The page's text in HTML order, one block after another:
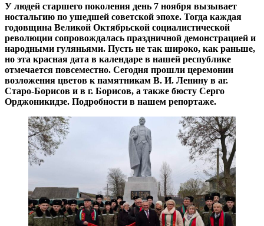
У людей старшего поколения день 7 ноября вызывает
ностальгию по ушедшей советской эпохе. Тогда каждая
годовщина Великой Октябрьской социалистической
революции сопровождалась праздничной демонстрацией и
народными гуляньями. Пусть не так широко, как раньше,
но эта красная дата в календаре в нашей республике
отмечается повсеместно. Сегодня прошли церемонии
возложения цветов к памятникам В. И. Ленину в аг.
Старо-Борисов и в г. Борисов, а также бюсту Серго
Орджоникидзе. Подробности в нашем репортаже.